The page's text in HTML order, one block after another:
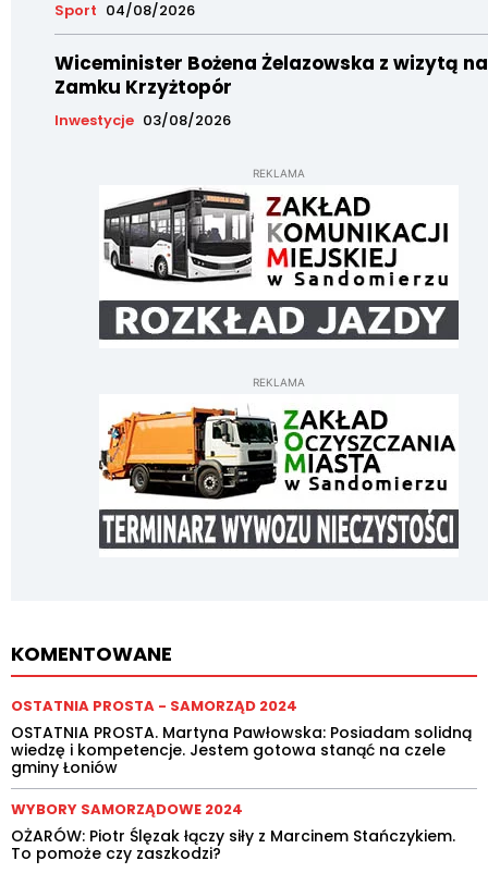
Sport 04/08/2026
Wiceminister Bożena Żelazowska z wizytą na
Zamku Krzyżtopór
Inwestycje 03/08/2026
REKLAMA
REKLAMA
KOMENTOWANE
OSTATNIA PROSTA - SAMORZĄD 2024
OSTATNIA PROSTA. Martyna Pawłowska: Posiadam solidną
wiedzę i kompetencje. Jestem gotowa stanąć na czele
gminy Łoniów
WYBORY SAMORZĄDOWE 2024
OŻARÓW: Piotr Ślęzak łączy siły z Marcinem Stańczykiem.
To pomoże czy zaszkodzi?